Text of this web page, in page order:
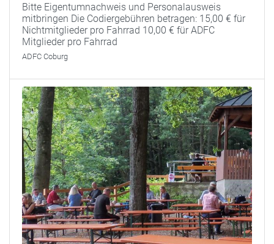
Bitte Eigentumnachweis und Personalausweis
mitbringen Die Codiergebühren betragen: 15,00 € für
Nichtmitglieder pro Fahrrad 10,00 € für ADFC
Mitglieder pro Fahrrad
ADFC Coburg